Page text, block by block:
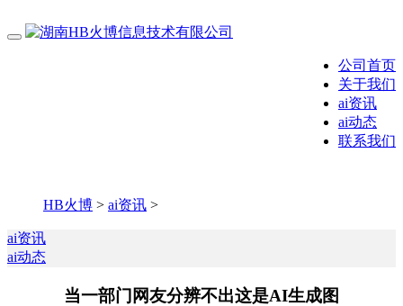
公司首页
关于我们
ai资讯
ai动态
联系我们
HB火博 > ai资讯 >
ai资讯
ai动态
当一部门网友分辨不出这是AI生成图